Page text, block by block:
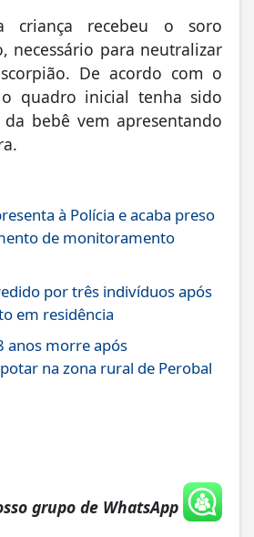
criança recebeu o soro
necessário para neutralizar
De acordo com o
quadro inicial tenha sido
bebê vem apresentando
à Polícia e acaba preso
de monitoramento
por três indivíduos após
em residência
anos morre após
na zona rural de Perobal
grupo de WhatsApp